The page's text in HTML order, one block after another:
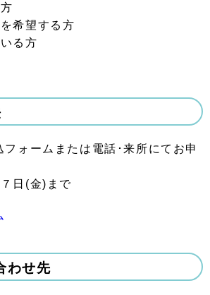
希望する方
る方
ォームまたは電話･来所にてお申
日(金)まで
わせ先